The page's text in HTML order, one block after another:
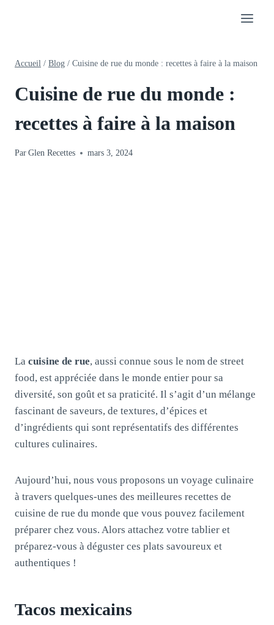
Accueil / Blog / Cuisine de rue du monde : recettes à faire à la maison
Cuisine de rue du monde :
recettes à faire à la maison
Par Glen Recettes mars 3, 2024
La cuisine de rue, aussi connue sous le nom de street
food, est appréciée dans le monde entier pour sa
diversité, son goût et sa praticité. Il s’agit d’un mélange
fascinant de saveurs, de textures, d’épices et
d’ingrédients qui sont représentatifs des différentes
cultures culinaires.
Aujourd’hui, nous vous proposons un voyage culinaire
à travers quelques-unes des meilleures recettes de
cuisine de rue du monde que vous pouvez facilement
préparer chez vous. Alors attachez votre tablier et
préparez-vous à déguster ces plats savoureux et
authentiques !
Tacos mexicains